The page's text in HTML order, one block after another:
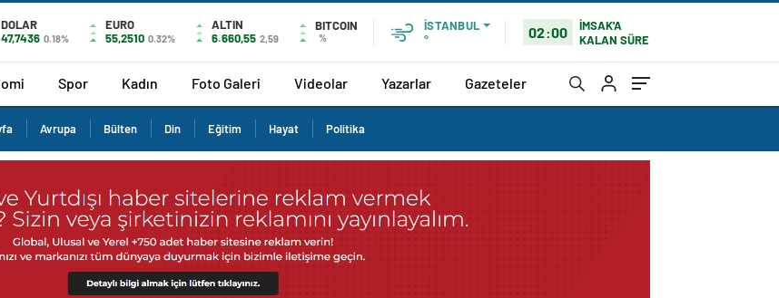
DOLAR
47,7436 0.18%
EURO
55,2510 0.32%
ALTIN
6.660,55 2,59
BITCOIN
%
İSTANBUL
°
02:00
İMSAK'A
KALAN SÜRE
Spor Kadın Foto Galeri Videolar Yazarlar Gazeteler
Avrupa Bülten Din Eğitim Hayat Politika